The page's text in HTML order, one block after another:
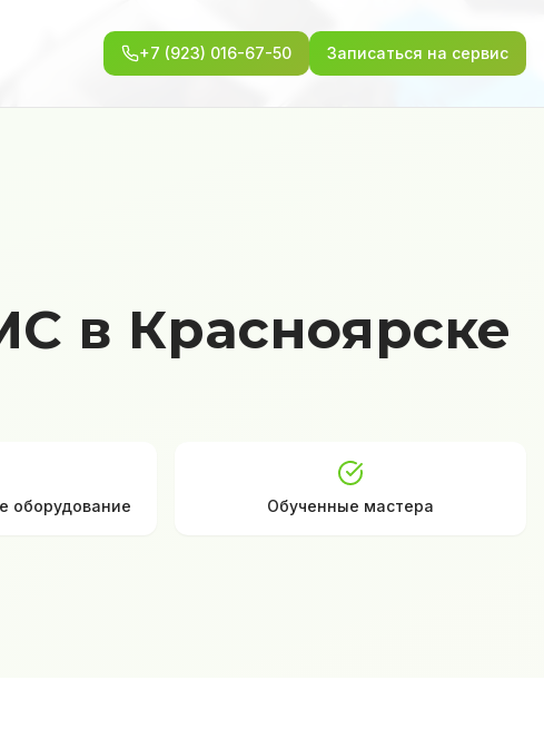
+7 (923) 016-67-50 Записаться на сервис
в Красноярске
оборудование Обученные мастера